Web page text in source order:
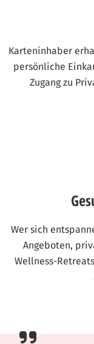
Karteninhaber
persönliche
Zugang zu
Wer sich
Angeboten,
Wellness-